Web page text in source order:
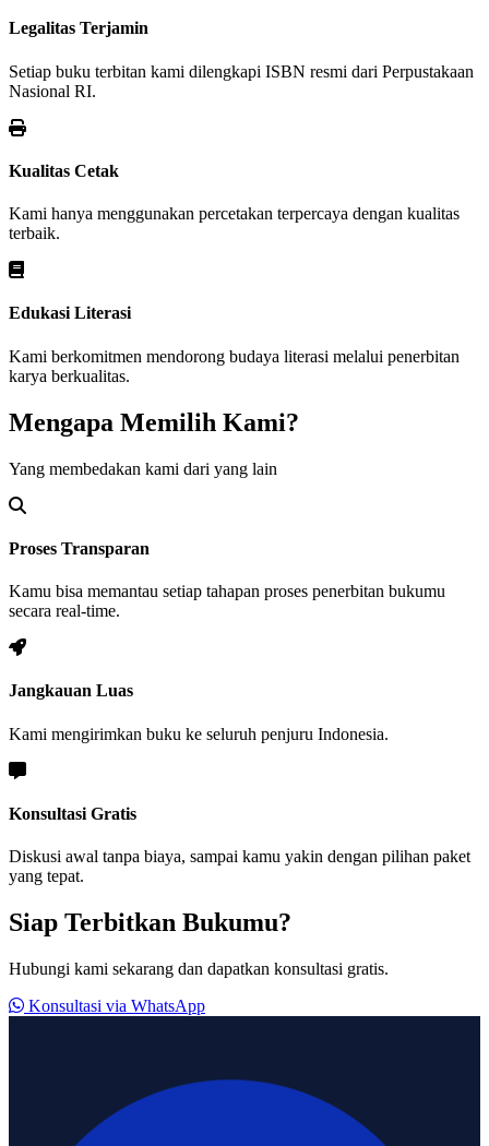
Legalitas Terjamin
Setiap buku terbitan kami dilengkapi ISBN resmi dari Perpustakaan
Nasional RI.
Kualitas Cetak
Kami hanya menggunakan percetakan terpercaya dengan kualitas
terbaik.
Edukasi Literasi
Kami berkomitmen mendorong budaya literasi melalui penerbitan
karya berkualitas.
Mengapa Memilih Kami?
Yang membedakan kami dari yang lain
Proses Transparan
Kamu bisa memantau setiap tahapan proses penerbitan bukumu
secara real-time.
Jangkauan Luas
Kami mengirimkan buku ke seluruh penjuru Indonesia.
Konsultasi Gratis
Diskusi awal tanpa biaya, sampai kamu yakin dengan pilihan paket
yang tepat.
Siap Terbitkan Bukumu?
Hubungi kami sekarang dan dapatkan konsultasi gratis.
Konsultasi via WhatsApp